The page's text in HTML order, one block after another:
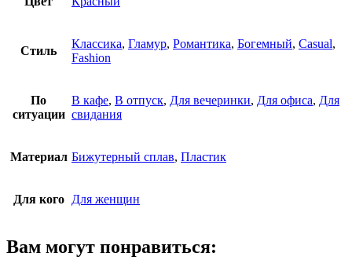
Стиль
Классика, Гламур, Романтика, Богемный, Casual,
Fashion
По
ситуации
В кафе, В отпуск, Для вечеринки, Для офисa, Для
свидания
Материал Бижутерный сплав, Пластик
Для кого Для женщин
Вам могут понравиться: